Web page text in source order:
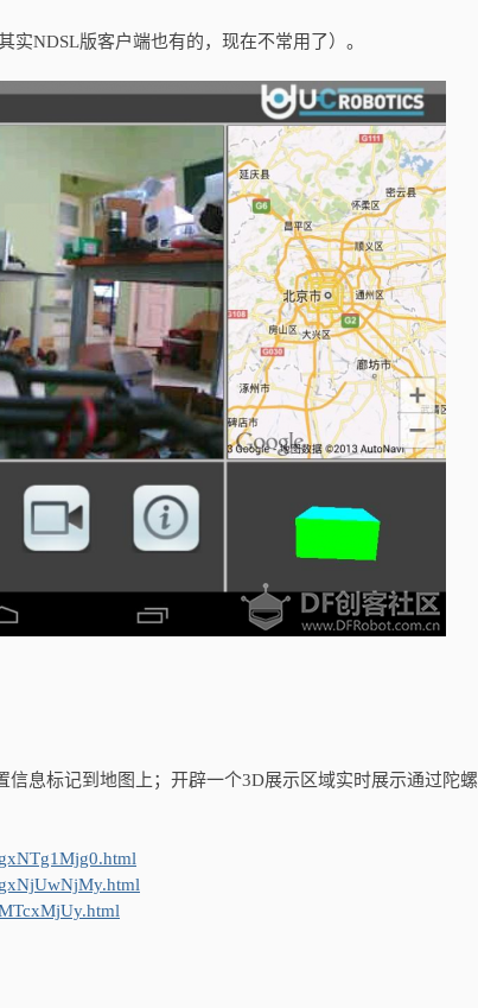
实NDSL版客户端也有的，现在不常用了）。
信息标记到地图上；开辟一个3D展示区域实时展示通过陀螺